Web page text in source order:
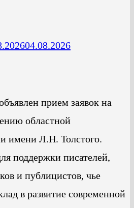
04.08.2026
прием заявок на
областной
имени Л.Н. Толстого.
поддержки писателей,
и публицистов, чье
в развитие современной